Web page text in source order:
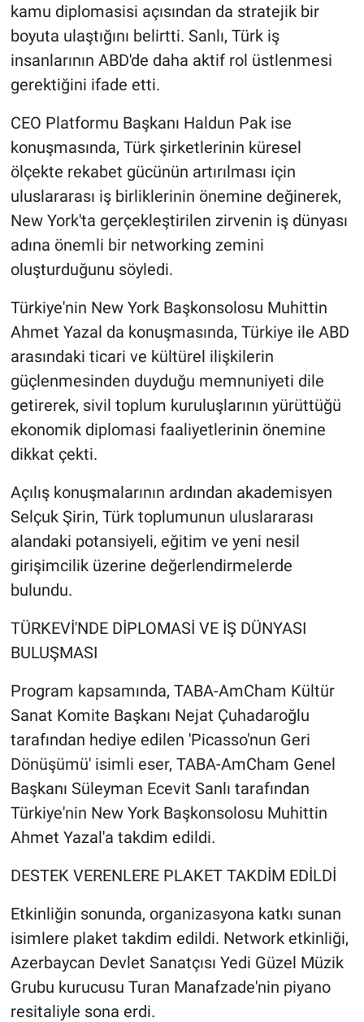
kamu diplomasisi açısından da stratejik bir
boyuta ulaştığını belirtti. Sanlı, Türk iş
insanlarının ABD'de daha aktif rol üstlenmesi
gerektiğini ifade etti.
CEO Platformu Başkanı Haldun Pak ise
konuşmasında, Türk şirketlerinin küresel
ölçekte rekabet gücünün artırılması için
uluslararası iş birliklerinin önemine değinerek,
New York'ta gerçekleştirilen zirvenin iş dünyası
adına önemli bir networking zemini
oluşturduğunu söyledi.
Türkiye'nin New York Başkonsolosu Muhittin
Ahmet Yazal da konuşmasında, Türkiye ile ABD
arasındaki ticari ve kültürel ilişkilerin
güçlenmesinden duyduğu memnuniyeti dile
getirerek, sivil toplum kuruluşlarının yürüttüğü
ekonomik diplomasi faaliyetlerinin önemine
dikkat çekti.
Açılış konuşmalarının ardından akademisyen
Selçuk Şirin, Türk toplumunun uluslararası
alandaki potansiyeli, eğitim ve yeni nesil
girişimcilik üzerine değerlendirmelerde
bulundu.
TÜRKEVİ'NDE DİPLOMASİ VE İŞ DÜNYASI
BULUŞMASI
Program kapsamında, TABA-AmCham Kültür
Sanat Komite Başkanı Nejat Çuhadaroğlu
tarafından hediye edilen 'Picasso'nun Geri
Dönüşümü' isimli eser, TABA-AmCham Genel
Başkanı Süleyman Ecevit Sanlı tarafından
Türkiye'nin New York Başkonsolosu Muhittin
Ahmet Yazal'a takdim edildi.
DESTEK VERENLERE PLAKET TAKDİM EDİLDİ
Etkinliğin sonunda, organizasyona katkı sunan
isimlere plaket takdim edildi. Network etkinliği,
Azerbaycan Devlet Sanatçısı Yedi Güzel Müzik
Grubu kurucusu Turan Manafzade'nin piyano
resitaliyle sona erdi.
Nedir
Popüler
Sağlık
Spor
Teknoloji
Türkiye'nin Geleceği
Türkiye'nin Gündemi
Yerel Gündem
Canlı Yayın